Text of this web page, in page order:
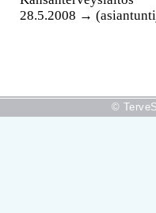
28.5.2008 →
©